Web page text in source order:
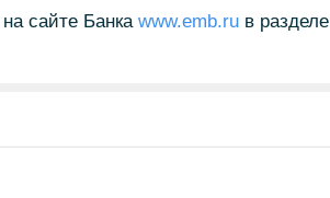
сайте Банка www.emb.ruв разделе